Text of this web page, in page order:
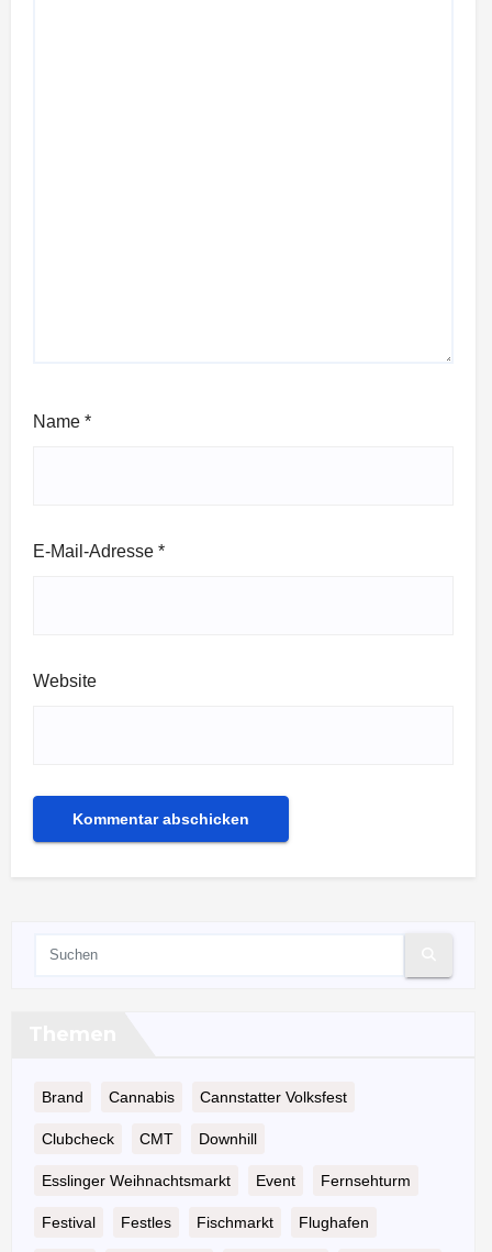
Name *
E-Mail-Adresse *
Website
Brand Cannabis Cannstatter Volksfest
Clubcheck CMT Downhill
Esslinger Weihnachtsmarkt Event Fernsehturm
Festival Festles Fischmarkt Flughafen